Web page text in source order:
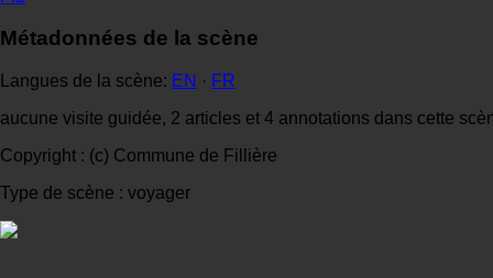
Métadonnées de la scène
Langues de la scène: EN · FR
aucune visite guidée, 2 articles et 4 annotations dans cette
Copyright : (c) Commune de Fillière
Type de scène : voyager